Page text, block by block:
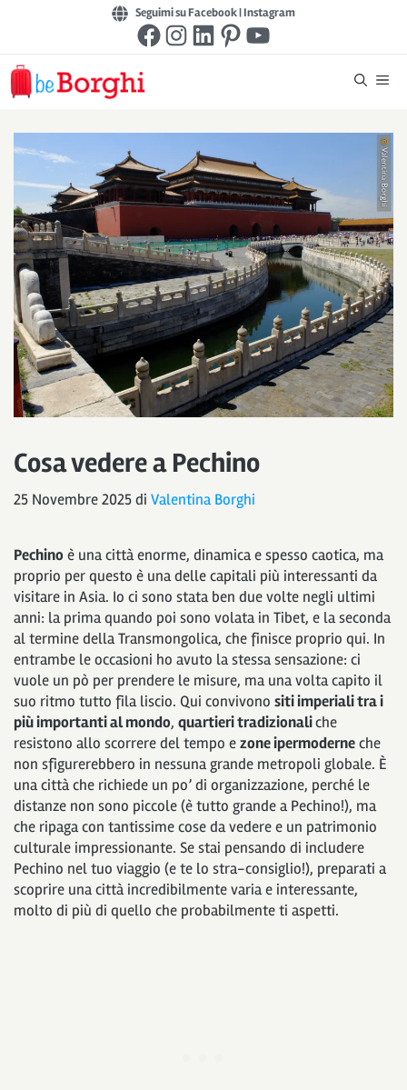
Seguimi su Facebook|Instagram
Facebook
Instagram
LinkedIn
Pinterest
YouTube
Cosa vedere a Pechino
25 Novembre 2025di Valentina Borghi
Pechino è una città enorme, dinamica e spesso caotica, ma
proprio per questo è una delle capitali più interessanti da
visitare in Asia. Io ci sono stata ben due volte negli ultimi
anni: la prima quando poi sono volata in Tibet, e la seconda
al termine della Transmongolica, che finisce proprio qui. In
entrambe le occasioni ho avuto la stessa sensazione: ci
vuole un pò per prendere le misure, ma una volta capito il
suo ritmo tutto fila liscio. Qui convivono siti imperiali tra i
più importanti al mondo, quartieri tradizionaliche
resistono allo scorrere del tempo ezone ipermoderneche
non sfigurerebbero in nessuna grande metropoli globale. È
una città che richiede un po’ di organizzazione, perché le
distanze non sono piccole (è tutto grande a Pechino!), ma
che ripaga con tantissime cose da vedere e un patrimonio
culturale impressionante. Se stai pensando di includere
Pechino nel tuo viaggio (e te lo stra-consiglio!), preparati a
scoprire una città incredibilmente varia e interessante,
molto di più di quello che probabilmente ti aspetti.